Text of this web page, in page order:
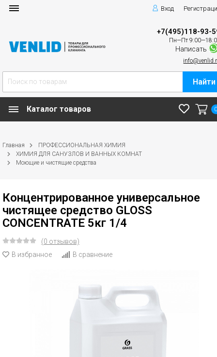
Вход
+7(495)118-93-
Пн—Пт
Написать
Найти
Каталог товаров
Главная
ПРОФЕССИОНАЛЬНАЯ ХИМИЯ
ХИМИЯ ДЛЯ САНУЗЛОВ И ВАННЫХ КОМНАТ
Моющие и чистящие средства
Концентрированное универсальное
чистящее средство GLOSS
CONCENTRATE 5кг 1/4
(0 отзывов)
В избранное
В сравнение